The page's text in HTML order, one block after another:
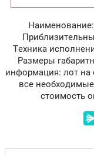
Техника
Размеры
информация: лот
все
стоимость